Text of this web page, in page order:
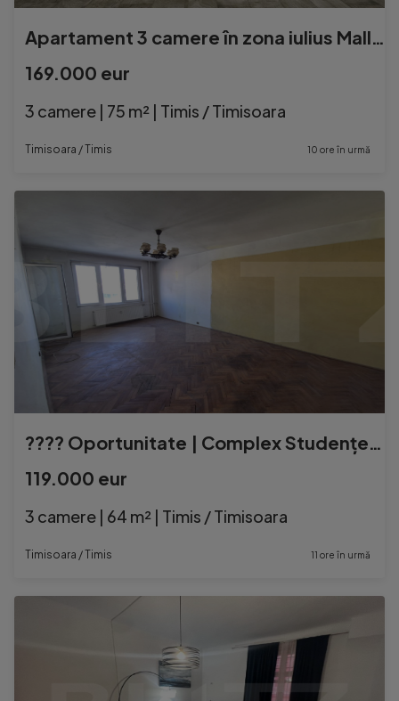
Apartament 3 camere în zona iulius Mall, pretabil pentru in
169.000 eur
3 camere | 75 m² | Timis / Timisoara
Timisoara / Timis 10 ore în urmă
???? Oportunitate | Complex Studențesc | 3 Camere & 2 Băi
119.000 eur
3 camere | 64 m² | Timis / Timisoara
Timisoara / Timis 11 ore în urmă